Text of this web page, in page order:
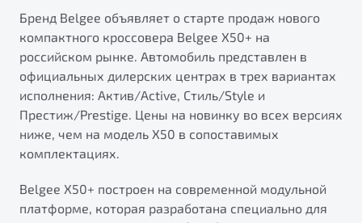
Элегантный и практичный седан
Обзор В наличии
Узнайте о специальных выгодах при покупке
автомобиля Belgee
Подробно
Помощь на дорогах
Бренд Belgee объявляет о старте продаж нового
компактного кроссовера Belgee X50+ на
российском рынке. Автомобиль представлен в
официальных дилерских центрах в трех вариантах
исполнения: Актив/Active, Стиль/Style и
Престиж/Prestige. Цены на новинку во всех версиях
ниже, чем на модель X50 в сопоставимых
комплектациях.
Belgee Х50+ построен на современной модульной
платформе, которая разработана специально для